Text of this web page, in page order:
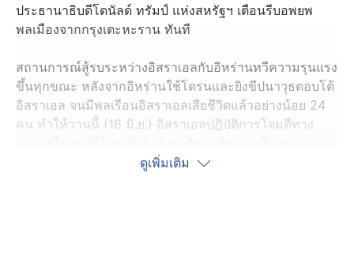
ประธานาธิบดีโดนัลด์ ทรัมป์ แห่งสหรัฐฯ เตือนรีบอพยพ
พลเมืองจากกรุงเตะหะราน ทันที
สถานการณ์สู้รบระหว่างอิสราเอลกับอิหร่านทวีความรุนแรง
ขึ้นทุกขณะ หลังจากอิหร่านใช้โดรนและยิงขีปนาวุธตอบโต้
อิสราเอล จนมีพลเรือนอิสราเอลเสียชีวิตแล้วอย่างน้อย 24
คน ทำให้วานนี้ (16 มิ.ย.) อิสราเอลปฏิบัติการโจมตีทาง
เตหะราน จนได้รับความเสียหายอย่างหนัก มีผู้เสียชีวิตใน
ดูเพิ่มเติม